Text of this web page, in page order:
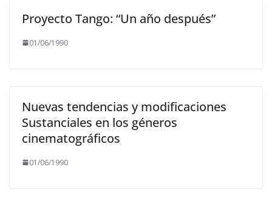
Proyecto Tango: “Un año después”
01/06/1990
Nuevas tendencias y modificaciones
Sustanciales en los géneros
cinematográficos
01/06/1990